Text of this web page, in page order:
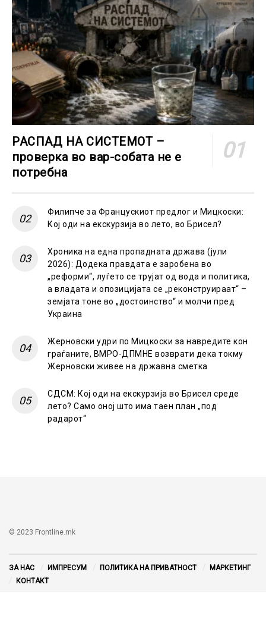
РАСПАД НА СИСТЕМОТ –
проверка во вар-собата не е
потребна
Филипче за Францускиот предлог и Мицкоски:
Кој оди на екскурзија во лето, во Брисел?
Хроника на една пропадната држава (јули
2026): Додека правдата е заробена во
„реформи“, луѓето се трујат од вода и политика,
а владата и опозицијата се „реконструираат“ –
земјата тоне во „достоинство“ и молчи пред
Украина
Жерновски удри по Мицкоски за навредите кон
граѓаните, ВМРО-ДПМНЕ возврати дека токму
Жерновски живее на државна сметка
СДСМ: Кој оди на екскурзија во Брисел среде
лето? Само оној што има таен план „под
радарот“
© 2023 Frontline.mk
ЗА НАС ИМПРЕСУМ ПОЛИТИКА НА ПРИВАТНОСТ
МАРКЕТИНГ
КОНТАКТ